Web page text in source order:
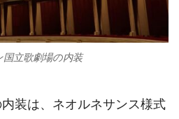
国立歌劇場の内装
装は、ネオルネサンス様式